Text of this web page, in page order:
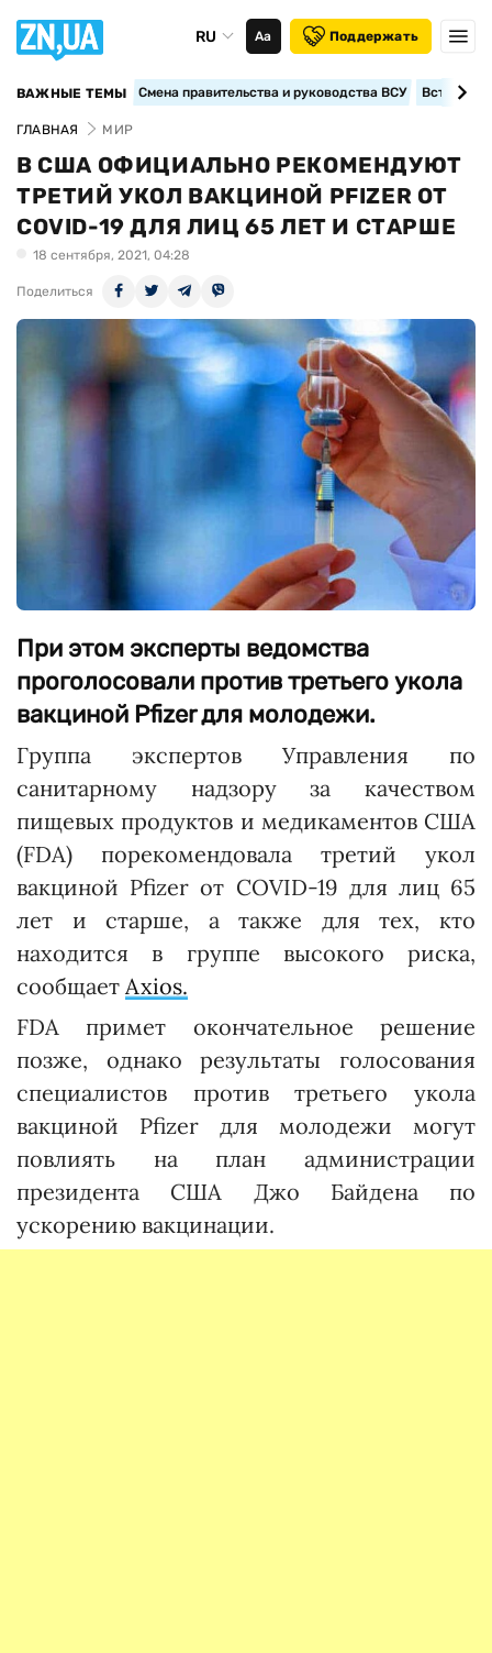
RU Аа Поддержать
ВАЖНЫЕ ТЕМЫ Смена правительства и руководства ВСУ
ГЛАВНАЯ МИР
В США ОФИЦИАЛЬНО РЕКОМЕНДУЮТ
ТРЕТИЙ УКОЛ ВАКЦИНОЙ PFIZER ОТ
COVID-19 ДЛЯ ЛИЦ 65 ЛЕТ И СТАРШЕ
18 сентября, 2021, 04:28
Поделиться
При этом эксперты ведомства
проголосовали против третьего укола
вакциной Pfizer для молодежи.
Группа экспертов Управления по
санитарному надзору за качеством
пищевых продуктов и медикаментов США
(FDA) порекомендовала третий укол
вакциной Pfizer от COVID-19 для лиц 65
лет и старше, а также для тех, кто
находится в группе высокого риска,
сообщает Axios.
FDA примет окончательное решение
позже, однако результаты голосования
специалистов против третьего укола
вакциной Pfizer для молодежи могут
повлиять на план администрации
президента США Джо Байдена по
ускорению вакцинации.